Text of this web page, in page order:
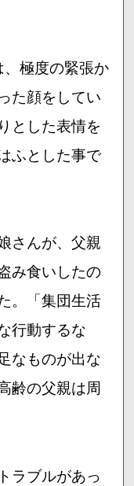
極度の緊張か
た顔をしてい
とした表情を
ふとした事で
さんが、父親
み食いしたの
。「集団生活
行動するな
なものが出な
齢の父親は周
ラブルがあっ